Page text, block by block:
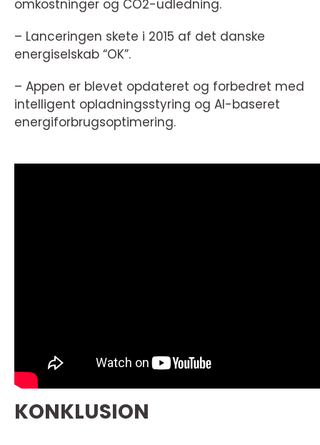
omkostninger og CO2-udledning.
– Lanceringen skete i 2015 af det danske
energiselskab “OK”.
– Appen er blevet opdateret og forbedret med
intelligent opladningsstyring og AI-baseret
energiforbrugsoptimering.
KONKLUSION